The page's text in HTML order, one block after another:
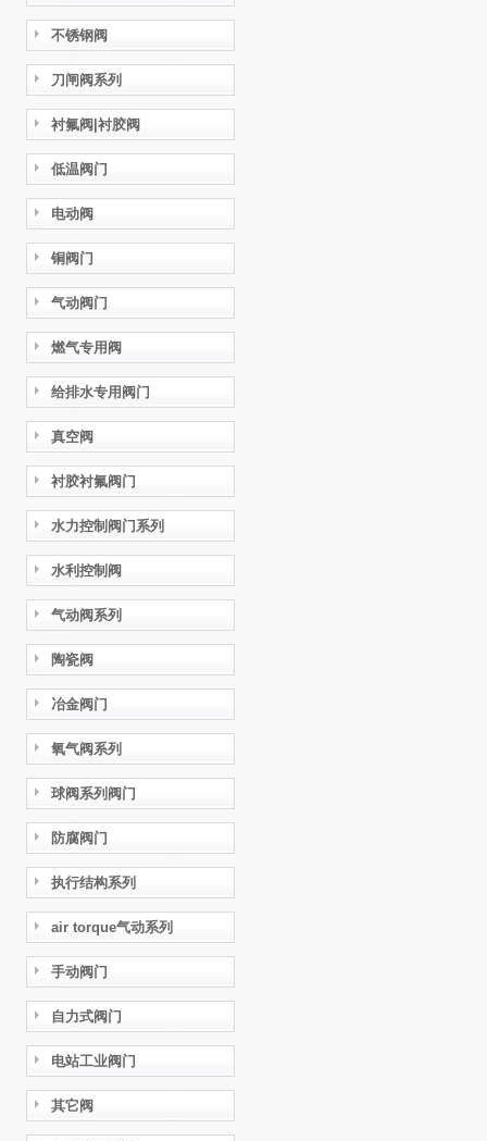
不锈钢阀
刀闸阀系列
衬氟阀|衬胶阀
低温阀门
电动阀
铜阀门
气动阀门
燃气专用阀
给排水专用阀门
真空阀
衬胶衬氟阀门
水力控制阀门系列
水利控制阀
气动阀系列
陶瓷阀
冶金阀门
氧气阀系列
球阀系列阀门
防腐阀门
执行结构系列
air torque气动系列
手动阀门
自力式阀门
电站工业阀门
其它阀